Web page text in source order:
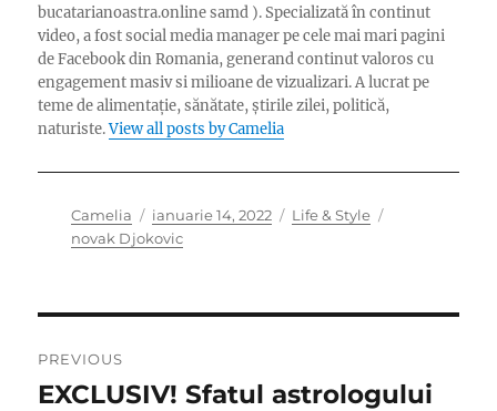
bucatarianoastra.online samd ). Specializată în continut
video, a fost social media manager pe cele mai mari pagini
de Facebook din Romania, generand continut valoros cu
engagement masiv si milioane de vizualizari. A lucrat pe
teme de alimentație, sănătate, știrile zilei, politică,
naturiste.View all posts by Camelia
Author
Camelia
Posted
on
ianuarie 14, 2022 Categories
Life & Style
novak Djokovic
în
PREVIOUS
Previous
EXCLUSIV! Sfatul astrologului